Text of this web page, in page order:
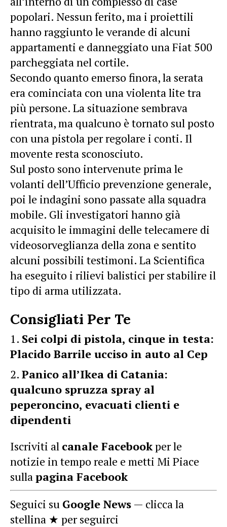
popolari. Nessun ferito, ma i proiettili
hanno raggiunto le verande di alcuni
appartamenti e danneggiato una Fiat 500
parcheggiata nel cortile.
Secondo quanto emerso finora, la serata
era cominciata con una violenta lite tra
più persone. La situazione sembrava
rientrata, ma qualcuno è tornato sul posto
con una pistola per regolare i conti. Il
movente resta sconosciuto.
Sul posto sono intervenute prima le
volanti dell’Ufficio prevenzione generale,
poi le indagini sono passate alla squadra
mobile. Gli investigatori hanno già
acquisito le immagini delle telecamere di
videosorveglianza della zona e sentito
alcuni possibili testimoni. La Scientifica
ha eseguito i rilievi balistici per stabilire il
tipo di arma utilizzata.
Consigliati Per Te
Sei colpi di pistola, cinque in testa:
Placido Barrile ucciso in auto al Cep
Panico all’Ikea di Catania:
qualcuno spruzza spray al
peperoncino, evacuati clienti e
dipendenti
Iscriviti al canale Facebookper le
notizie in tempo reale e metti Mi Piace
sullapagina Facebook
Seguici su Google News — clicca la
stellina ★ per seguirci